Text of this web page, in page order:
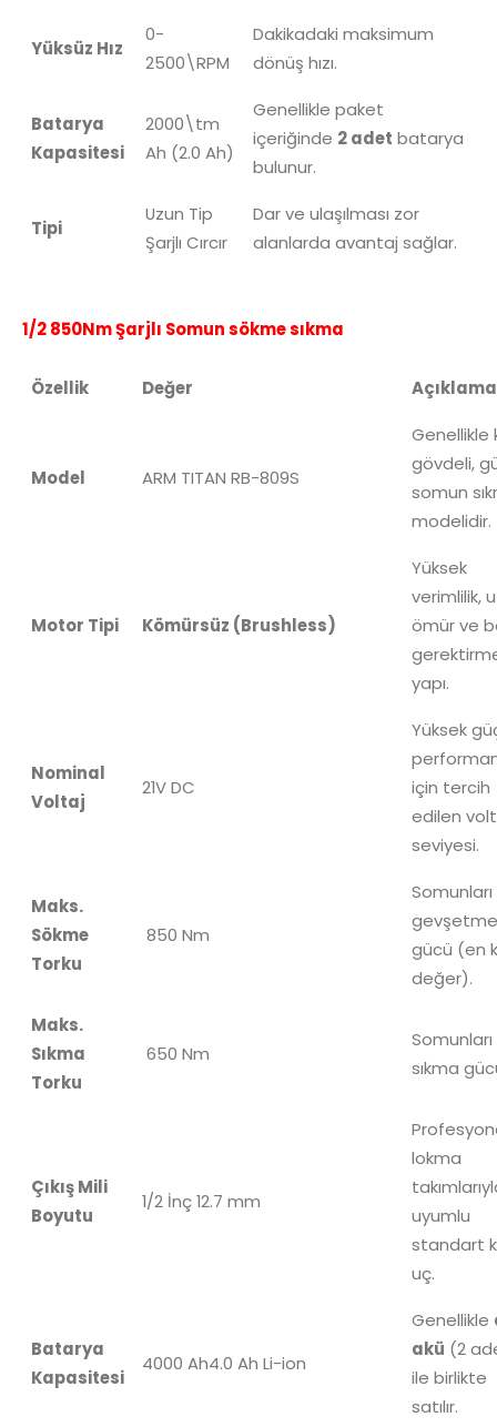
Yüksüz Hız
0-
2500\RPM
Dakikadaki maksimum
dönüş hızı.
Batarya
Kapasitesi
2000\tm
Ah (2.0 Ah)
Genellikle paket
içeriğinde 2 adet batarya
bulunur.
Tipi
Uzun Tip
Şarjlı Cırcır
Dar ve ulaşılması zor
alanlarda avantaj sağlar.
1/2 850Nm Şarjlı Somun sökme sıkma
Özellik Değer Açıklama
Model ARM TITAN RB-809S
Genellikle
gövdeli,
somun
modelidir.
Motor Tipi Kömürsüz (Brushless)
Yüksek
verimlilik,
ömür ve
yapı.
Nominal
Voltaj
21VDC
Yüksek
için tercih
edilen
seviyesi.
Maks.
Sökme
Torku
850 Nm
Somunları
gevşetme
gücü (en
değer).
Maks.
Sıkma
Torku
650 Nm
Somunları
sıkma
Çıkış Mili
Boyutu
1/2 İnç12.7 mm
lokma
uyumlu
standart
uç.
Batarya
Kapasitesi
4000 Ah4.0 Ah Li-ion
Genellikle
akü (2
ile birlikte
satılır.